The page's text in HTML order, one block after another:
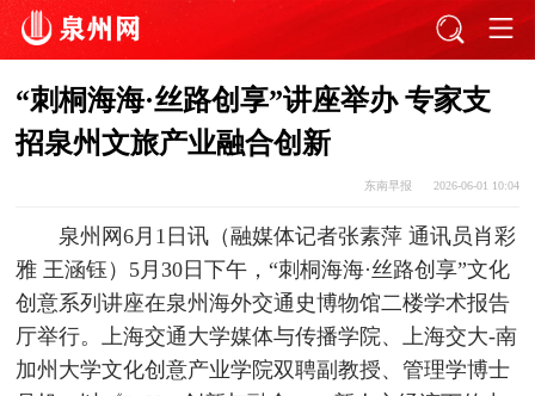
“刺桐海海·丝路创享”讲座举办 专家支
招泉州文旅产业融合创新
东南早报 2026-06-01 10:04
泉州网6月1日讯（融媒体记者张素萍 通讯员肖彩
雅 王涵钰）5月30日下午，“刺桐海海·丝路创享”文化
创意系列讲座在泉州海外交通史博物馆二楼学术报告
厅举行。上海交通大学媒体与传播学院、上海交大-南
加州大学文化创意产业学院双聘副教授、管理学博士